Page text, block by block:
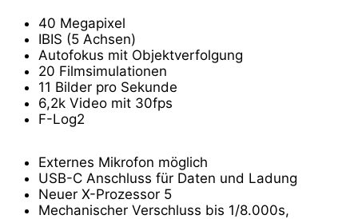
40 Megapixel
IBIS (5 Achsen)
Autofokus mit Objektverfolgung
20 Filmsimulationen
11 Bilder pro Sekunde
6,2k Video mit 30fps
F-Log2
Externes Mikrofon möglich
USB-C Anschluss für Daten und Ladung
Neuer X-Prozessor 5
Mechanischer Verschluss bis 1/8.000s,